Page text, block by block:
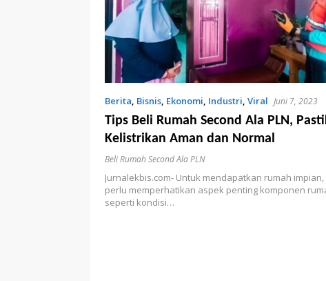
Berita, Bisnis, Ekonomi, Industri, Viral Juni 7, 2023
Tips Beli Rumah Second Ala PLN,
Kelistrikan Aman dan Normal
Beli Rumah Second Ala PLN
Jurnalekbis.com- Untuk mendapatkan rumah
perlu memperhatikan aspek penting komponen
seperti kondisi…